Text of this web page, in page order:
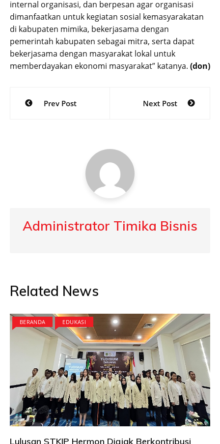
internal organisasi, dan berpesan agar organisasi
dimanfaatkan untuk kegiatan sosial kemasyarakatan
di kabupaten mimika, bekerjasama dengan
pemerintah kabupaten sebagai mitra, serta dapat
bekerjasama dengan masyarakat lokal untuk
memberdayakan ekonomi masyarakat” katanya. (don)
Post
navigation
Prev Post Next Post
Administrator Timika Bisnis
Related News
BERANDA EDUKASI
Lulusan STKIP Hermon Diajak Berkontribusi